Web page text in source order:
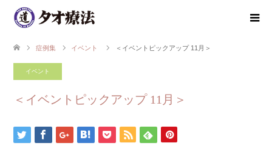
症例集 イベント ＜イベントピックアップ 11月＞
イベント
＜イベントピックアップ 11月＞